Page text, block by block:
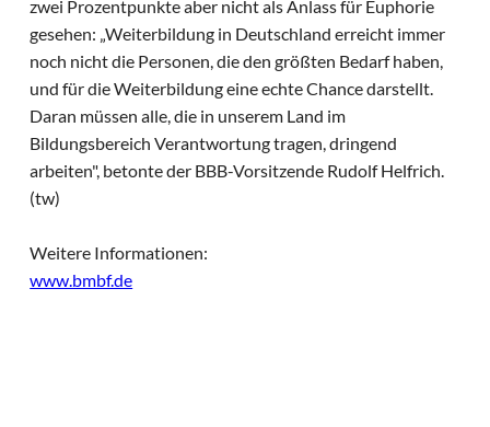
zwei Prozentpunkte aber nicht als Anlass für Euphorie
gesehen: „Weiterbildung in Deutschland erreicht immer
noch nicht die Personen, die den größten Bedarf haben,
und für die Weiterbildung eine echte Chance darstellt.
Daran müssen alle, die in unserem Land im
Bildungsbereich Verantwortung tragen, dringend
arbeiten", betonte der BBB-Vorsitzende Rudolf Helfrich.
(tw)
Weitere Informationen:
www.bmbf.de